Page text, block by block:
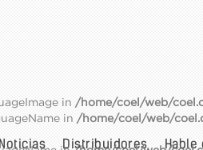
in /home/coel/web/
in /home/coel/web/
Distribuidores Hable